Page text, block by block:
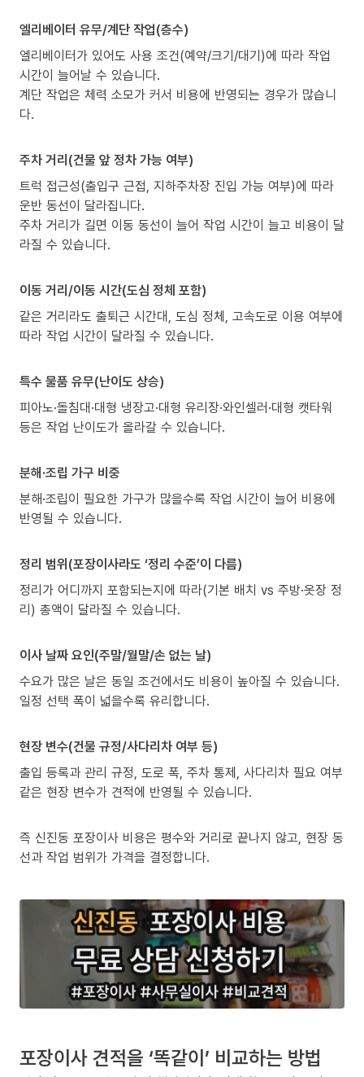
엘리베이터 유무/계단 작업(층수)
엘리베이터가 있어도 사용 조건(예약/크기/대기)에 따라 작업
시간이 늘어날 수 있습니다.
계단 작업은 체력 소모가 커서 비용에 반영되는 경우가 많습니
다.
주차 거리(건물 앞 정차 가능 여부)
트럭 접근성(출입구 근접, 지하주차장 진입 가능 여부)에 따라
운반 동선이 달라집니다.
주차 거리가 길면 이동 동선이 늘어 작업 시간이 늘고 비용이 달
라질 수 있습니다.
이동 거리/이동 시간(도심 정체 포함)
같은 거리라도 출퇴근 시간대, 도심 정체, 고속도로 이용 여부에
따라 작업 시간이 달라질 수 있습니다.
특수 물품 유무(난이도 상승)
피아노·돌침대·대형 냉장고·대형 유리장·와인셀러·대형 캣타워
등은 작업 난이도가 올라갈 수 있습니다.
분해·조립 가구 비중
분해·조립이 필요한 가구가 많을수록 작업 시간이 늘어 비용에
반영될 수 있습니다.
정리 범위(포장이사라도 ‘정리 수준’이 다름)
정리가 어디까지 포함되는지에 따라(기본 배치 vs 주방·옷장 정
리) 총액이 달라질 수 있습니다.
이사 날짜 요인(주말/월말/손 없는 날)
수요가 많은 날은 동일 조건에서도 비용이 높아질 수 있습니다.
일정 선택 폭이 넓을수록 유리합니다.
현장 변수(건물 규정/사다리차 여부 등)
출입 등록과 관리 규정, 도로 폭, 주차 통제, 사다리차 필요 여부
같은 현장 변수가 견적에 반영될 수 있습니다.
즉 신진동 포장이사 비용은 평수와 거리로 끝나지 않고, 현장 동
선과 작업 범위가 가격을 결정합니다.
포장이사 견적을 ‘똑같이’ 비교하는 방법